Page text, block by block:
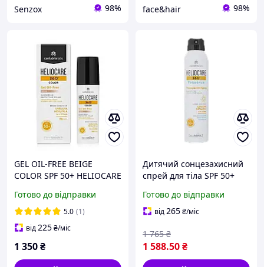
Senzox 98% face&hair 98%
GEL OIL-FREE BEIGE
COLOR SPF 50+ HELIOCARE
Тональний
сонцезахисний гель 50 мл
Готово до відправки
5.0 (1)
від225₴/міс
1 350₴
Дитячий сонцезахисний
спрей для тіла SPF 50+
CANTABRIA, 200 мл
Готово до відправки
від265₴/міс
1 588.50₴
1 765 ₴